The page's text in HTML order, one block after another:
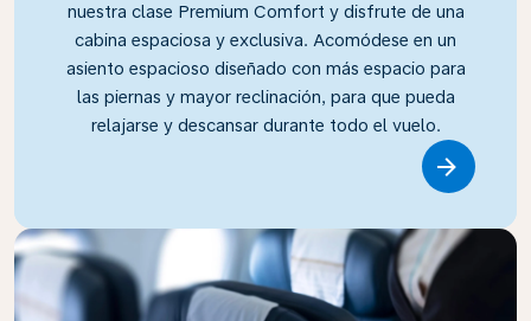
nuestra clase Premium Comfort y disfrute de una
cabina espaciosa y exclusiva. Acomódese en un
asiento espacioso diseñado con más espacio para
las piernas y mayor reclinación, para que pueda
relajarse y descansar durante todo el vuelo.